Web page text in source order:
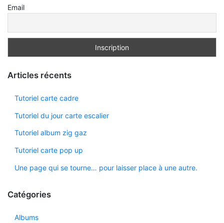
Email
Articles récents
Tutoriel carte cadre
Tutoriel du jour carte escalier
Tutoriel album zig gaz
Tutoriel carte pop up
Une page qui se tourne… pour laisser place à une autre.
Catégories
Albums